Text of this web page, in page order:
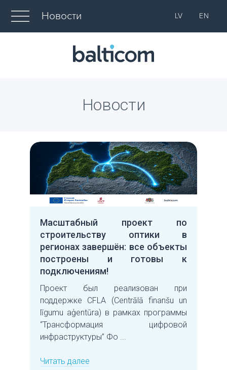
Новости LV EN
Новости
Масштабный проект по
строительству оптики в
регионах завершён: все объекты
построены и готовы к
подключениям!
Проект был реализован при
поддержке CFLA (Centrālā finanšu un
līgumu aģentūra) в рамках программы
“Трансформация цифровой
инфраструктуры” Фо ...
Читать далее